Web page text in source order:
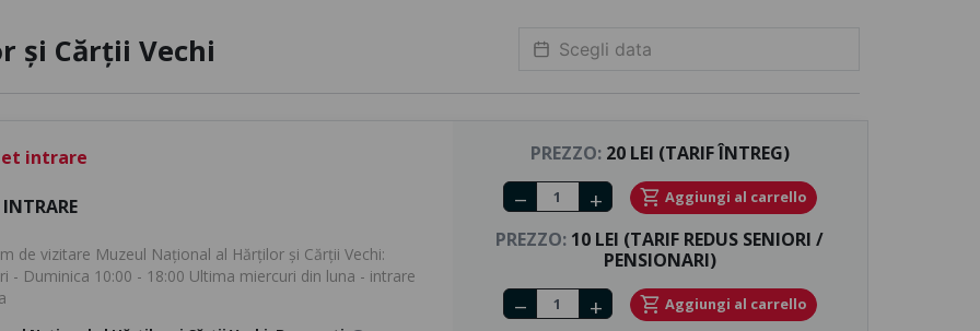
și Cărții Vechi
intrare
de vizitare Muzeul Național al Hărților și Cărții Vechi:
- Duminica 10:00 - 18:00 Ultima miercuri din luna - intrare
PREZZO:20 LEI (TARIF ÎNTREG)
Number of tickets
remove add shopping_cart Aggiungi al carrello
PREZZO: 10 LEI (TARIF REDUS SENIORI /
PENSIONARI)
Number of tickets
remove add shopping_cart Aggiungi al carrello